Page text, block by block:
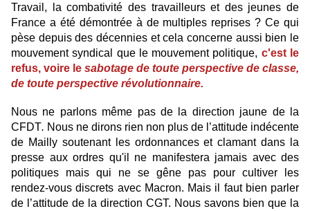
Travail, la combativité des travailleurs et des jeunes de
France a été démontrée à de multiples reprises ? Ce qui
pèse depuis des décennies et cela concerne aussi bien le
mouvement syndical que le mouvement politique, c'est le
refus, voire le sabotage de toute perspective de classe,
de toute perspective révolutionnaire.
Nous ne parlons même pas de la direction jaune de la
CFDT. Nous ne dirons rien non plus de l’attitude indécente
de Mailly soutenant les ordonnances et clamant dans la
presse aux ordres qu'il ne manifestera jamais avec des
politiques mais qui ne se gêne pas pour cultiver les
rendez-vous discrets avec Macron. Mais il faut bien parler
de l’attitude de la direction CGT. Nous savons bien que la